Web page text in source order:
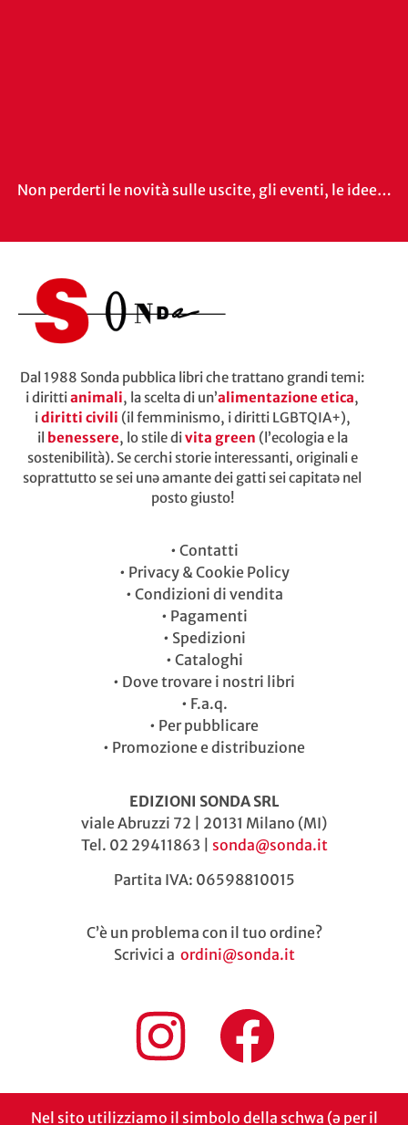
Non perderti le novità sulle uscite, gli eventi, le idee…
Dal 1988 Sonda pubblica libri che trattano grandi temi:
i dirittianimali, la scelta di un’alimentazione etica,
idiritti civili (il femminismo, i diritti LGBTQIA+),
il benessere, lo stile divita green (l’ecologia e la
sostenibilità). Se cerchi storie interessanti, originali e
soprattutto se sei unə amante dei gatti sei capitatə nel
posto giusto!
• Contatti
• Privacy & Cookie Policy
• Condizioni di vendita
• Pagamenti
• Spedizioni
• Cataloghi
• Dove trovare i nostri libri
• F.a.q.
• Per pubblicare
• Promozione e distribuzione
EDIZIONI SONDA SRL
viale Abruzzi 72 | 20131 Milano (MI)
Tel. 02 29411863 | sonda@sonda.it
Partita IVA: 06598810015
C’è un problema con il tuo ordine?
Scrivici a ordini@sonda.it
Nel sito utilizziamo il simbolo della schwa (ə per il